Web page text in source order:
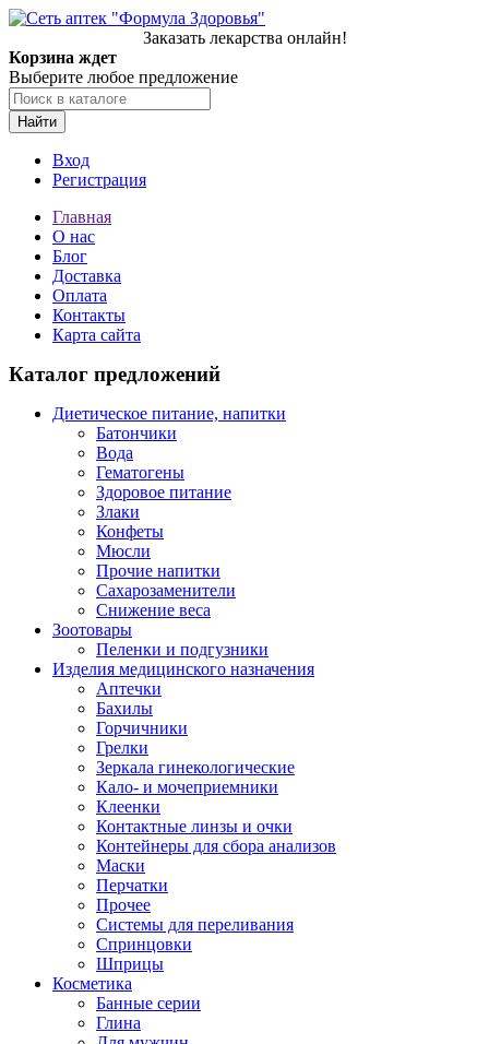
Заказать лекарства онлайн!
Корзина ждет
Выберите любое предложение
Найти
Вход
Регистрация
Главная
О нас
Блог
Доставка
Оплата
Контакты
Карта сайта
Каталог предложений
Диетическое питание, напитки
Батончики
Вода
Гематогены
Здоровое питание
Злаки
Конфеты
Мюсли
Прочие напитки
Сахарозаменители
Снижение веса
Зоотовары
Пеленки и подгузники
Изделия медицинского назначения
Аптечки
Бахилы
Горчичники
Грелки
Зеркала гинекологические
Кало- и мочеприемники
Клеенки
Контактные линзы и очки
Контейнеры для сбора анализов
Маски
Перчатки
Прочее
Системы для переливания
Спринцовки
Шприцы
Косметика
Банные серии
Глина